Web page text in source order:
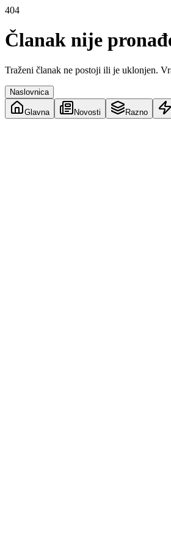
404
Članak nije
Traženi članak ne postoji ili je uklonjen.
Naslovnica
Glavna Novosti Razno